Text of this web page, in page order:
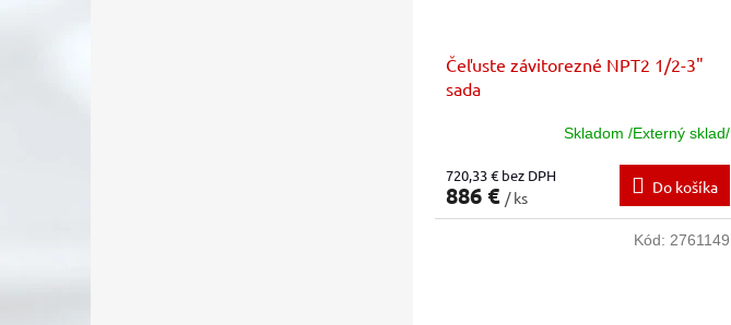
Čeľuste závitorezné NPT2 1/2-3"
sada
Skladom /Externý sklad/
720,33 € bez DPH
886 € / ks
Do košíka
Kód: 2761149